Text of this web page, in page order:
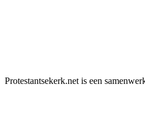
Protestantsekerk.net is een